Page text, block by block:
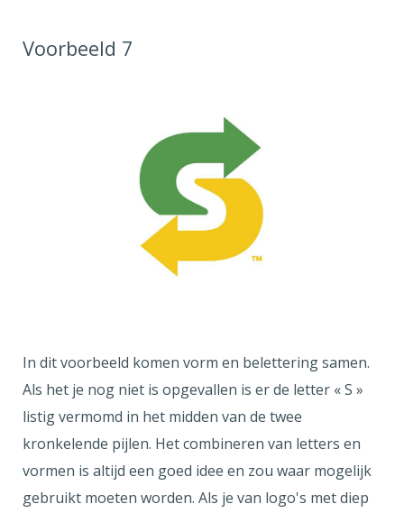
Voorbeeld 7
In dit voorbeeld komen vorm en belettering samen.
Als het je nog niet is opgevallen is er de letter « S »
listig vermomd in het midden van de twee
kronkelende pijlen. Het combineren van letters en
vormen is altijd een goed idee en zou waar mogelijk
gebruikt moeten worden. Als je van logo's met diep